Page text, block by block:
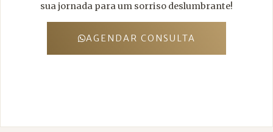
sua jornada para um sorriso deslumbrante!
AGENDAR CONSULTA